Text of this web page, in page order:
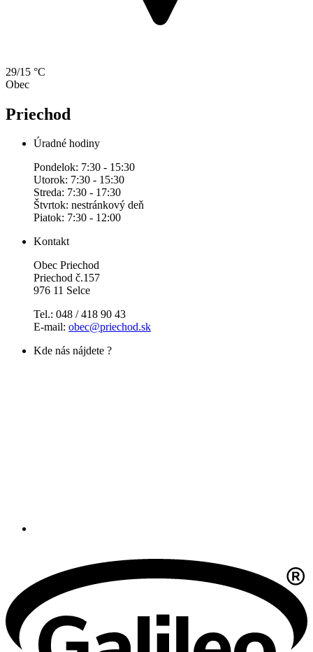
29/15 °C
Obec
Priechod
Úradné hodiny
Pondelok: 7:30 - 15:30
Utorok: 7:30 - 15:30
Streda: 7:30 - 17:30
Štvrtok: nestránkový deň
Piatok: 7:30 - 12:00
Kontakt
Obec Priechod
Priechod č.157
976 11 Selce
Tel.: 048 / 418 90 43
E-mail: obec@priechod.sk
Kde nás nájdete ?